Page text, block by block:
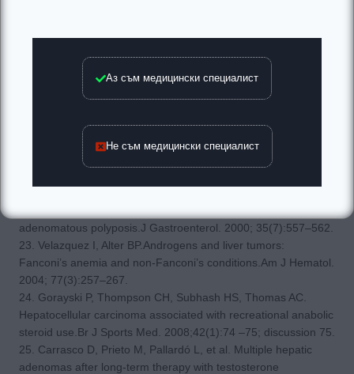
associated with androgenic-anabolic steroids.Lancet. 1979;
20. Falk H, Thomas LB, Popper H, Ishak KG.Hepatic
angiosarcoma associated with androgenic-anabolic steroids.
21. Bagia S, Hewitt PM, Morris DL.Anabolic steroid-induced
hepatic adenomas with spontaneous haemorrhage in a
bodybuilder. Aust N Z J Surg. 2000;70(9):686 – 687.
adenomatous polyposis.J Gastroenterol. 2000; 35(7):557–562.
23. Velazquez I, Alter BP.Androgens and liver tumors:
Fanconi’s anemia and non-Fanconi’s conditions.Am J Hematol.
2004; 77(3):257–267.
24. Gorayski P, Thompson CH, Subhash HS, Thomas AC.
Hepatocellular carcinoma associated with recreational anabolic
steroid use.Br J Sports Med. 2008;42(1):74 –75; discussion 75.
25. Carrasco D, Prieto M, Pallardó L, et al. Multiple hepatic
adenomas after long-term therapy with testosterone
Аз съм медицински специалист
Не съм медицински специалист